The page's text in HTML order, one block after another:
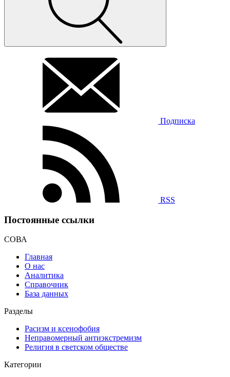
Подписка
RSS
Постоянные ссылки
СОВА
Главная
О нас
Аналитика
Справочник
База данных
Разделы
Расизм и ксенофобия
Неправомерный антиэкстремизм
Религия в светском обществе
Категории